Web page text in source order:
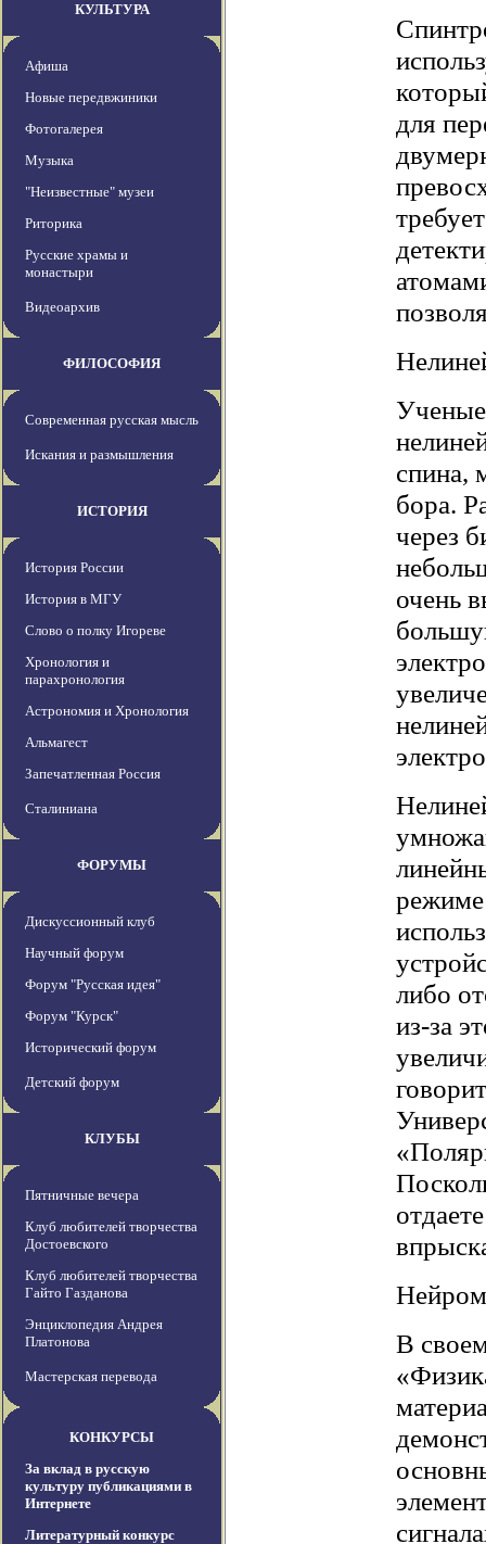
КУЛЬТУРА
Афиша
Новые передвжиники
Фотогалерея
Музыка
"Неизвестные" музеи
Риторика
Русские храмы и
монастыри
Видеоархив
ФИЛОСОФИЯ
Современная русская мысль
Искания и размышления
ИСТОРИЯ
История России
История в МГУ
Слово о полку Игореве
Хронология и
парахронология
Астрономия и Хронология
Альмагест
Запечатленная Россия
Сталиниана
ФОРУМЫ
Дискуссионный клуб
Научный форум
Форум "Русская идея"
Форум "Курск"
Исторический форум
Детский форум
КЛУБЫ
Пятничные вечера
Клуб любителей творчества
Достоевского
Клуб любителей творчества
Гайто Газданова
Энциклопедия Андрея
Платонова
Мастерская перевода
КОНКУРСЫ
За вклад в русскую
культуру публикациями в
Интернете
Литературный конкурс
для
Ученые
спина,
бора.
через
очень
режиме
либо
из-за
В